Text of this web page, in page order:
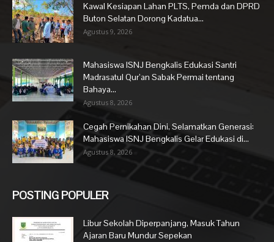
Kawal Kesiapan Lahan PLTS, Pemda dan DPRD
Buton Selatan Dorong Kadatua...
Agustus 9, 2026
Mahasiswa ISNJ Bengkalis Edukasi Santri
Madrasatul Qur’an Sabak Permai tentang
Bahaya...
Agustus 8, 2026
Cegah Pernikahan Dini, Selamatkan Generasi:
Mahasiswa ISNJ Bengkalis Gelar Edukasi di...
Agustus 8, 2026
POSTING POPULER
Libur Sekolah Diperpanjang, Masuk Tahun
Ajaran Baru Mundur Sepekan